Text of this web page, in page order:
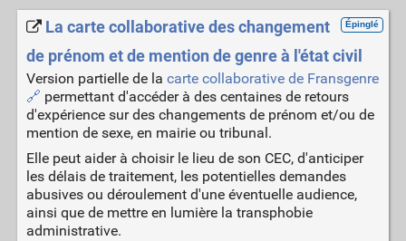
Épinglé
La carte collaborative des changement
de prénom et de mention de genre à l'état civil
Version partielle de la carte collaborative de Fransgenre
🔗 permettant d'accéder à des centaines de retours
d'expérience sur des changements de prénom et/ou de
mention de sexe, en mairie ou tribunal.
Elle peut aider à choisir le lieu de son CEC, d'anticiper
les délais de traitement, les potentielles demandes
abusives ou déroulement d'une éventuelle audience,
ainsi que de mettre en lumière la transphobie
administrative.